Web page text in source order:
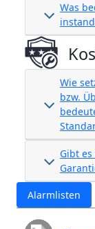
Was
Wie
bzw.
Gibt
Alarmlisten